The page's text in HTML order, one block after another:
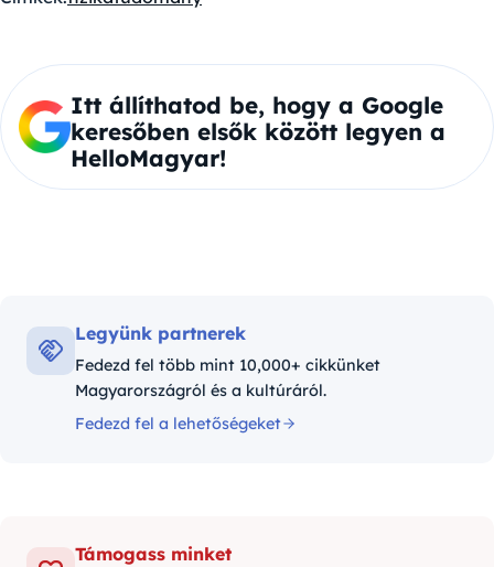
Itt állíthatod be, hogy a Google
keresőben elsők között legyen a
HelloMagyar!
Legyünk partnerek
Fedezd fel több mint 10,000+ cikkünket
Magyarországról és a kultúráról.
Fedezd fel a lehetőségeket
Támogass minket